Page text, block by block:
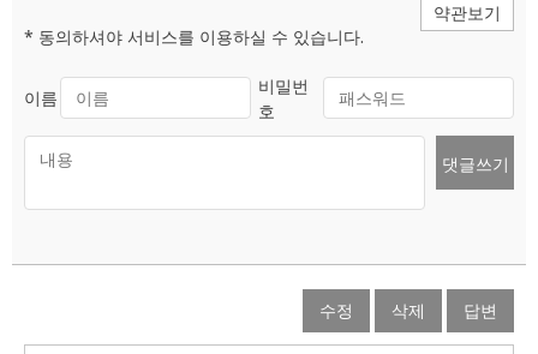
약관보기
* 동의하셔야 서비스를 이용하실 수 있습니다.
이름
비밀번
호
댓글쓰기
수정 삭제 답변